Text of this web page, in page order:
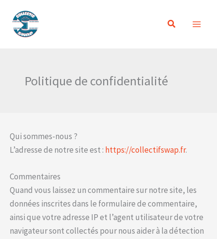
contenu
Rechercher
Politique de confidentialité
Qui sommes-nous ?
L’adresse de notre site est : https://collectifswap.fr.
Commentaires
Quand vous laissez un commentaire sur notre site, les
données inscrites dans le formulaire de commentaire,
ainsi que votre adresse IP et l’agent utilisateur de votre
navigateur sont collectés pour nous aider à la détection